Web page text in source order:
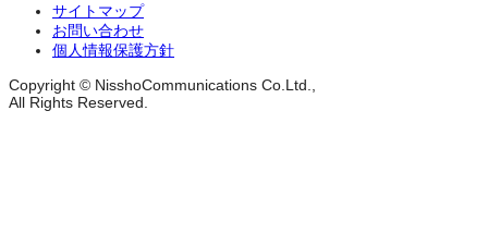
サイトマップ
お問い合わせ
個人情報保護方針
Copyright © NisshoCommunications Co.Ltd.,
All Rights Reserved.